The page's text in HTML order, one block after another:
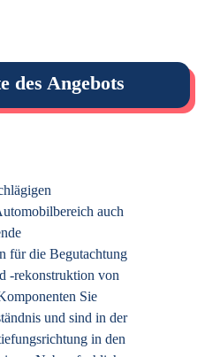
des Angebots
auch
für die Begutachtung
-rekonstruktion von
Sie
und sind in der
in den